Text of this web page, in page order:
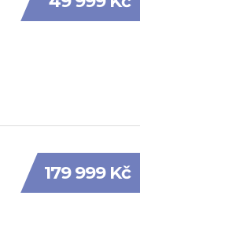
179 999 Kč